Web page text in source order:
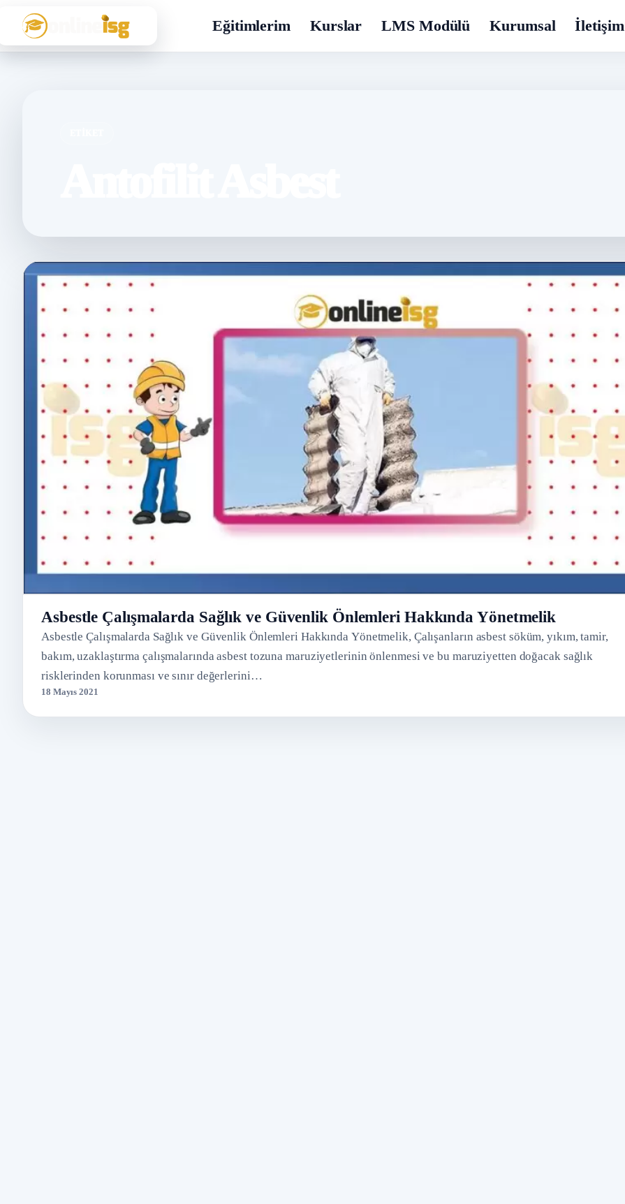
Eğitimlerim Kurslar LMS Modülü Kurumsal İletişim
Asbestle Çalışmalarda Sağlık ve Güvenlik Önlemleri Hakkında Yönetmelik
Asbestle Çalışmalarda Sağlık ve Güvenlik Önlemleri Hakkında Yönetmelik, Çalışanların asbest söküm, yıkım, tamir,
bakım, uzaklaştırma çalışmalarında asbest tozuna maruziyetlerinin önlenmesi ve bu maruziyetten doğacak sağlık
risklerinden korunması ve sınır değerlerini…
18 Mayıs 2021